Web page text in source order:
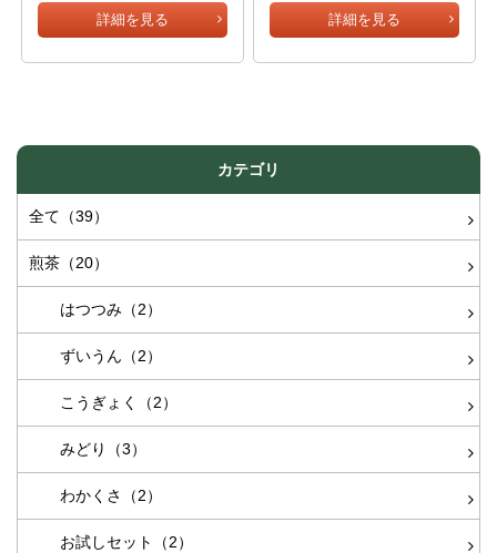
詳細を見る 詳細を見る
カテゴリ
全て（39）
煎茶（20）
はつつみ（2）
ずいうん（2）
こうぎょく（2）
みどり（3）
わかくさ（2）
お試しセット（2）